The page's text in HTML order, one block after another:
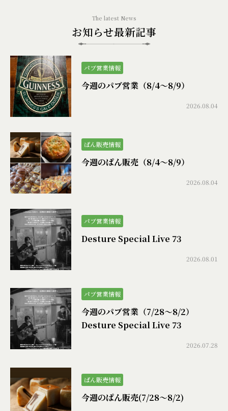
お知らせ最新記事
パブ営業情報
今週のパブ営業（8/4〜8/9）
2026.08.04
ぱん販売情報
今週のぱん販売（8/4〜8/9）
2026.08.04
パブ営業情報
Desture Special Live 73
2026.08.01
パブ営業情報
今週のパブ営業（7/28〜8/2）
Desture Special Live 73
2026.07.28
ぱん販売情報
今週のぱん販売(7/28〜8/2)